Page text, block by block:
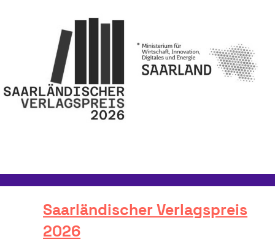
Saarländischer Verlagspreis
2026